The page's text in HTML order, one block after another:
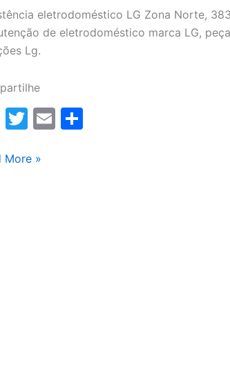
eletrodoméstico LG Zona Norte,
de eletrodoméstico marca LG,
Lg.
F
c
T
itt
E
More »